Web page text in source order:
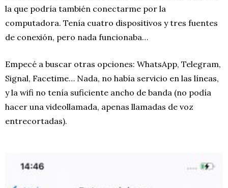
la que podría también conectarme por la
computadora. Tenía cuatro dispositivos y tres fuentes
de conexión, pero nada funcionaba…
Empecé a buscar otras opciones: WhatsApp, Telegram,
Signal, Facetime… Nada, no había servicio en las líneas,
y la wifi no tenía suficiente ancho de banda (no podía
hacer una videollamada, apenas llamadas de voz
entrecortadas).